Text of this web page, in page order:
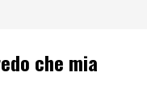
che mia